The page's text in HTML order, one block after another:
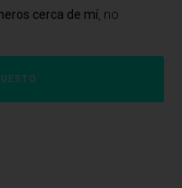
cerca de mí , no